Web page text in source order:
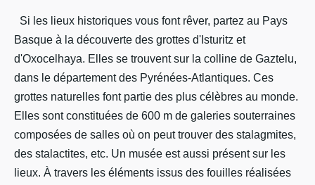
Si les lieux historiques vous font rêver, partez au Pays
Basque à la découverte des grottes d'Isturitz et
d'Oxocelhaya. Elles se trouvent sur la colline de Gaztelu,
dans le département des Pyrénées-Atlantiques. Ces
grottes naturelles font partie des plus célèbres au monde.
Elles sont constituées de 600 m de galeries souterraines
composées de salles où on peut trouver des stalagmites,
des stalactites, etc. Un musée est aussi présent sur les
lieux. À travers les éléments issus des fouilles réalisées